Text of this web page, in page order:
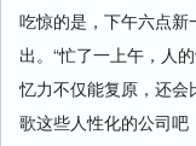
吃惊的是，下午六点
出。“忙了一上午，人
忆力不仅能复原，还会
歌这些人性化的公司吧